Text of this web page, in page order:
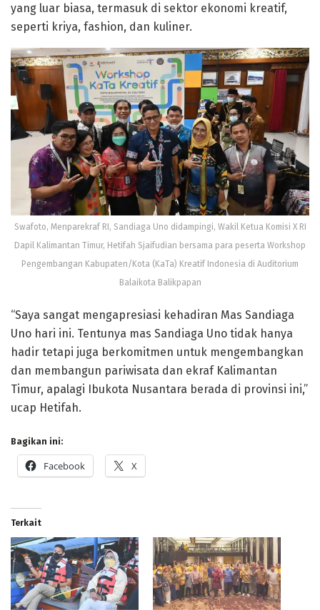
yang luar biasa, termasuk di sektor ekonomi kreatif,
seperti kriya, fashion, dan kuliner.
Swafoto, Menparekraf RI, Sandiaga Uno didampingi, Wakil Ketua Komisi X RI
Dapil Kalimantan Timur, Hetifah Sjaifudian bersama para peserta Workshop
Pengembangan Kabupaten/Kota (KaTa) Kreatif Indonesia di Auditorium
Balaikota Balikpapan
“Saya sangat mengapresiasi kehadiran Mas Sandiaga
Uno hari ini. Tentunya mas Sandiaga Uno tidak hanya
hadir tetapi juga berkomitmen untuk mengembangkan
dan membangun pariwisata dan ekraf Kalimantan
Timur, apalagi Ibukota Nusantara berada di provinsi ini,”
ucap Hetifah.
Bagikan ini:
Facebook X
Terkait